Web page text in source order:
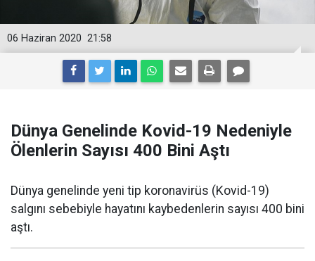
21:58
06 Haziran 2020
Dünya Genelinde Kovid-19 Nedeniyle
Ölenlerin Sayısı 400 Bini Aştı
Dünya genelinde yeni tip koronavirüs (Kovid-19)
salgını sebebiyle hayatını kaybedenlerin sayısı 400 bini
aştı.